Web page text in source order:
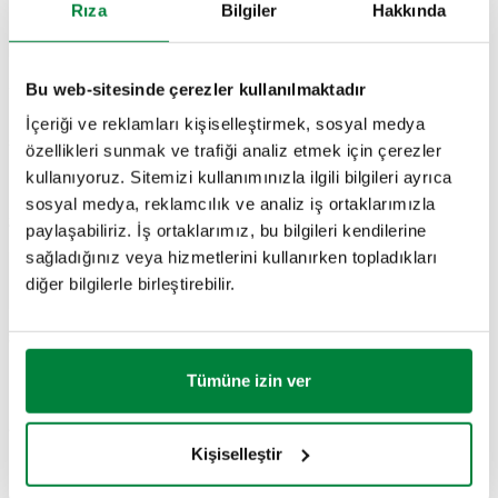
Rıza Bilgiler Hakkında
Bu web-sitesinde çerezler kullanılmaktadır
İçeriği ve reklamları kişiselleştirmek, sosyal medya
özellikleri sunmak ve trafiği analiz etmek için çerezler
kullanıyoruz. Sitemizi kullanımınızla ilgili bilgileri ayrıca
sosyal medya, reklamcılık ve analiz iş ortaklarımızla
paylaşabiliriz. İş ortaklarımız, bu bilgileri kendilerine
sağladığınız veya hizmetlerini kullanırken topladıkları
diğer bilgilerle birleştirebilir.
Tümüne izin ver
Kişiselleştir
Bağlantılar Kv
579051
DN 50 (EN 1092-1)
PN 16
1 mm 28 m³/h
2B çizimler
DWG DXF
3B modeller
Açıklama metni
CALEFFI, 579051. Y tipi pislik tutucu, ısıtma sistemleri